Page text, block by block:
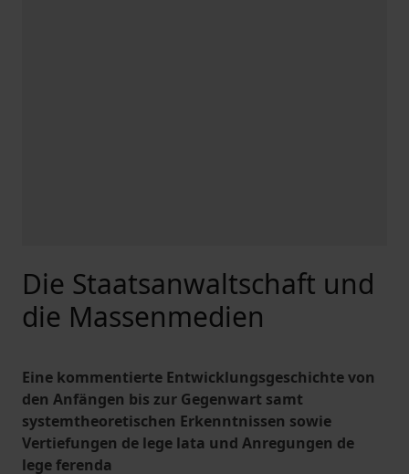
Die Staatsanwaltschaft und
die Massenmedien
Eine kommentierte Entwicklungsgeschichte von
den Anfängen bis zur Gegenwart samt
systemtheoretischen Erkenntnissen sowie
Vertiefungen de lege lata und Anregungen de
lege ferenda